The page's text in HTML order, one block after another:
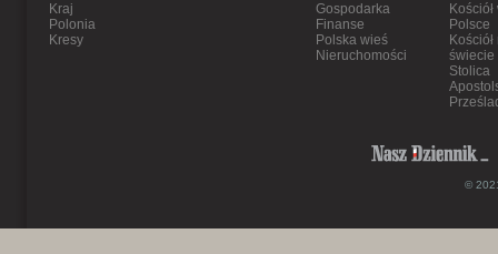
Kraj
Polonia
Kresy
Gospodarka
Finanse
Polska wieś
Nieruchomości
Kościół
Polsce
Kościół
świecie
Stolica
©